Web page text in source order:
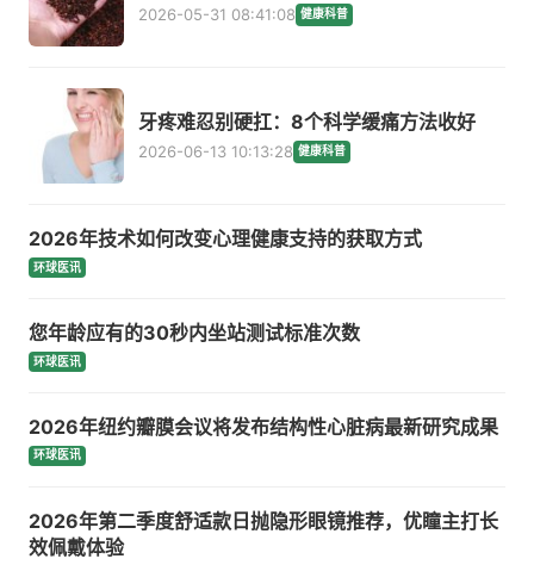
2026-05-31 08:41:08 健康科普
牙疼难忍别硬扛：8个科学缓痛方法收好
2026-06-13 10:13:28 健康科普
2026年技术如何改变心理健康支持的获取方式
环球医讯
您年龄应有的30秒内坐站测试标准次数
环球医讯
2026年纽约瓣膜会议将发布结构性心脏病最新研究成果
环球医讯
2026年第二季度舒适款日抛隐形眼镜推荐，优瞳主打长
效佩戴体验